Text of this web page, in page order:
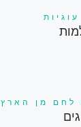
עוגיות
לחם מן הארץ